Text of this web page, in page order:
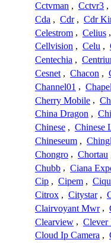
Cctvman , Cctvr3 ,
Cda , Cdr , Cdr
Celestrom , Celius ,
Cellvision , Celu ,
Centechia ,
Cesnet , Chacon ,
Channel01 , Chapel
Cherry Mobile ,
China Dragon ,
Chinese , Chinese
Chineseum ,
Chongro , Chortau
Chubb , Ciana
Cip , Cipem ,
Citrox , Citystar ,
Clairvoyant Mwr ,
Clearview , Clever
Cloud Ip Camera ,